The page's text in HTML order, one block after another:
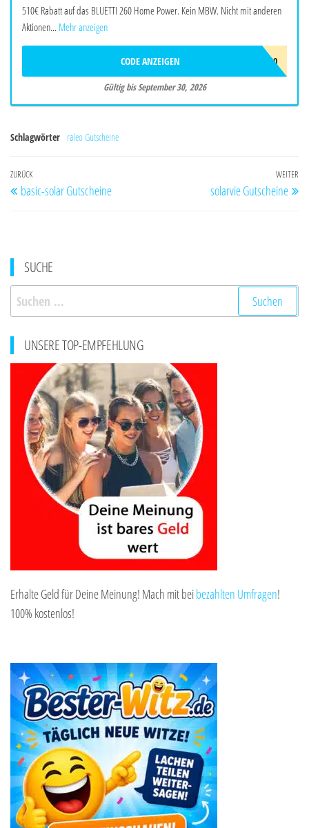
510€ Rabatt auf das BLUETTI 260 Home Power. Kein MBW. Nicht mit anderen
Aktionen... Mehr anzeigen
BALAFF510
CODE ANZEIGEN
Gültig bis September 30, 2026
Schlagwörter raleo Gutscheine
Beitragsnavigation
Vorheriger
Beitrag
ZURÜCK
basic-solar Gutscheine
WEITER
solarvie Gutscheine
SUCHE
Suchen
nach:
UNSERE TOP-EMPFEHLUNG
Erhalte Geld für Deine Meinung! Mach mit beibezahlten Umfragen!
100% kostenlos!